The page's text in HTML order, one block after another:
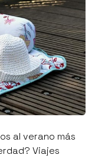
al verano más
Viajes